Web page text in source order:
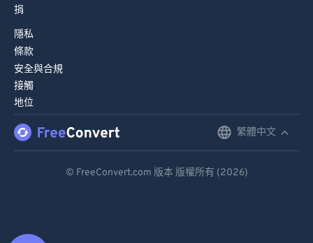
捐
隱私
條款
安全與合規
接觸
地位
繁體中文
© FreeConvert.com 版本 版權所有 (2026)